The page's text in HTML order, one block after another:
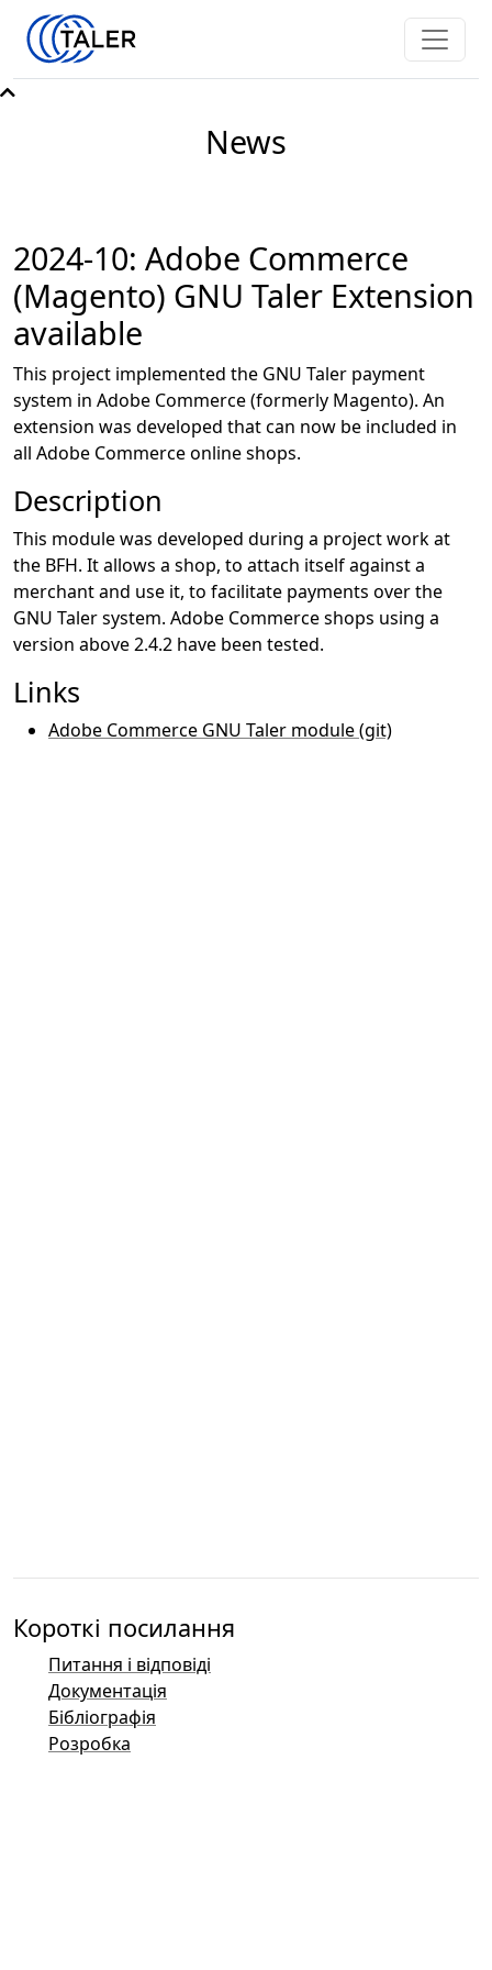
News
2024-10: Adobe Commerce
(Magento) GNU Taler Extension
available
This project implemented the GNU Taler payment
system in Adobe Commerce (formerly Magento). An
extension was developed that can now be included in
all Adobe Commerce online shops.
Description
This module was developed during a project work at
the BFH. It allows a shop, to attach itself against a
merchant and use it, to facilitate payments over the
GNU Taler system. Adobe Commerce shops using a
version above 2.4.2 have been tested.
Links
Adobe Commerce GNU Taler module (git)
Короткі посилання
Питання і відповіді
Документація
Бібліографія
Розробка